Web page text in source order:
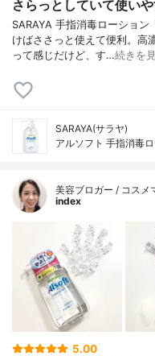
さらっとしていて使い
SARAYA 手指消毒ローショ
けばささっと使えて便利。高
って感じだけど、す…続きを
SARAYA(サラヤ)
アルソフト 手指消毒
美容ブロガー / コスメ
index
5.00